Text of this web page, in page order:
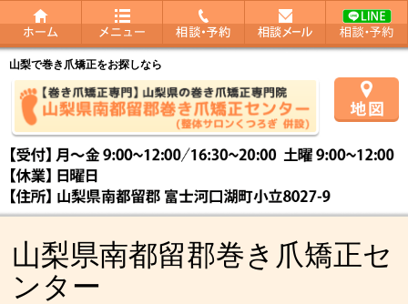
山梨で巻き爪矯正をお探しなら
山梨県南都留郡巻き爪矯正セ
ンター